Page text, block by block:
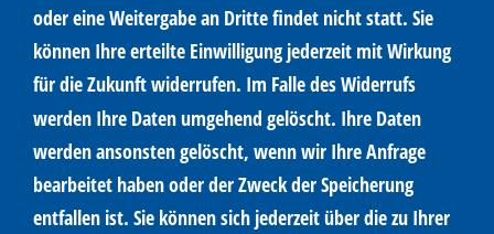
oder eine Weitergabe an Dritte findet nicht statt. Sie
können Ihre erteilte Einwilligung jederzeit mit Wirkung
für die Zukunft widerrufen. Im Falle des Widerrufs
werden Ihre Daten umgehend gelöscht. Ihre Daten
werden ansonsten gelöscht, wenn wir Ihre Anfrage
bearbeitet haben oder der Zweck der Speicherung
entfallen ist. Sie können sich jederzeit über die zu Ihrer